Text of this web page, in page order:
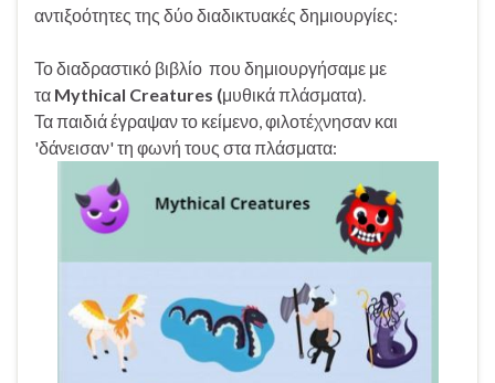
αντιξοότητες της δύο διαδικτυακές δημιουργίες:
Το διαδραστικό βιβλίο που δημιουργήσαμε με
τα Mythical Creatures (μυθικά πλάσματα).
Τα παιδιά έγραψαν το κείμενο, φιλοτέχνησαν και
'δάνεισαν' τη φωνή τους στα πλάσματα: